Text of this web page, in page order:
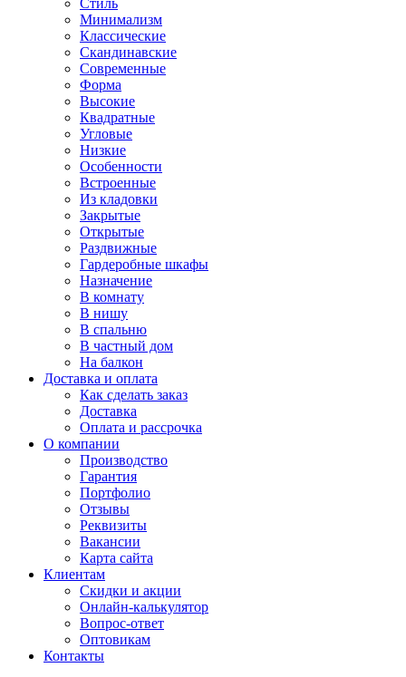
Стиль
Минимализм
Классические
Скандинавские
Современные
Форма
Высокие
Квадратные
Угловые
Низкие
Особенности
Встроенные
Из кладовки
Закрытые
Открытые
Раздвижные
Гардеробные шкафы
Назначение
В комнату
В нишу
В спальню
В частный дом
На балкон
Доставка и оплата
Как сделать заказ
Доставка
Оплата и рассрочка
О компании
Производство
Гарантия
Портфолио
Отзывы
Реквизиты
Вакансии
Карта сайта
Клиентам
Скидки и акции
Онлайн-калькулятор
Вопрос-ответ
Оптовикам
Контакты